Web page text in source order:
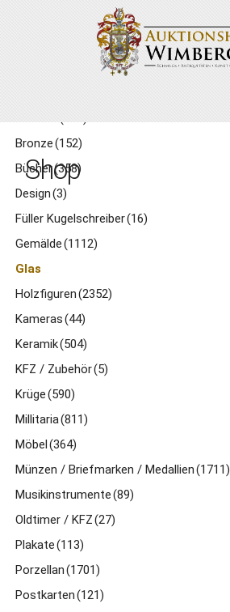
HOME
AUKTIONEN
BIETEN
VERGANGENE AUKTIONEN
ÜBER UNS
KONTAKT
NEWSLETTER
Shop
Bronze(152)
Bücher(358)
Design(3)
Füller Kugelschreiber(16)
Gemälde(1112)
Glas
Holzfiguren(2352)
Kameras(44)
Keramik(504)
KFZ / Zubehör(5)
Krüge(590)
Millitaria(811)
Möbel(364)
Münzen / Briefmarken / Medallien(1711)
Musikinstrumente(89)
Oldtimer / KFZ(27)
Plakate(113)
Porzellan(1701)
Postkarten(121)